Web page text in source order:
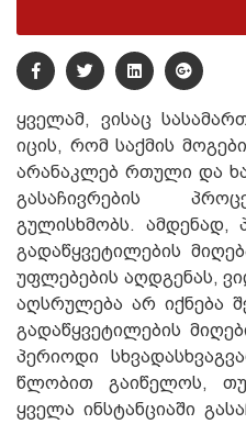
ყველამ, ვისაც
იცის, რომ საქმის
არანაკლებ რთული და
გასაჩივრების
გულისხმობს. ამდენად,
გადაწყვეტილების
უფლებების აღდგენას,
აღსრულება არ იქნება
გადაწყვეტილების
პერიოდი
წლობით გაიწელოს,
ყველა ინსტანციაში